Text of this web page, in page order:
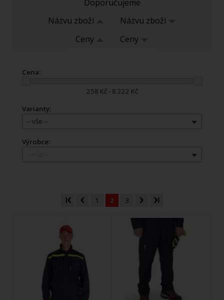
Doporučujeme
Názvu zboží
Názvu zboží
Ceny
Ceny
Cena:
258 Kč - 8 222 Kč
Varianty:
-- vše --
Výrobce:
1 2 3